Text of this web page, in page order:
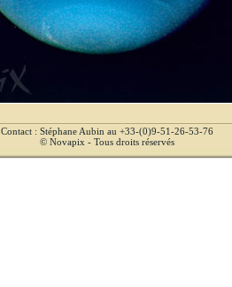
Contact : Stéphane Aubin au +33-(0)9-51-26-53-76
© Novapix - Tous droits réservés